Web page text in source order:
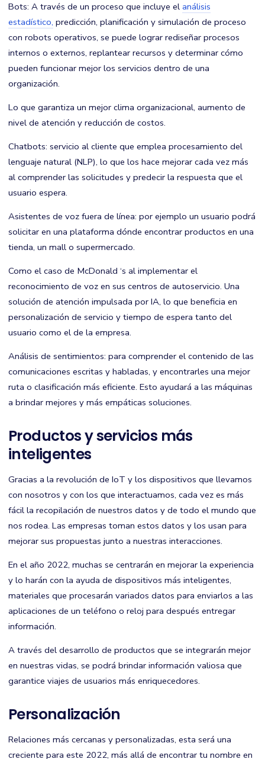
Bots: A través de un proceso que incluye el análisis
estadístico, predicción, planificación y simulación de proceso
con robots operativos, se puede lograr rediseñar procesos
internos o externos, replantear recursos y determinar cómo
pueden funcionar mejor los servicios dentro de una
organización.
Lo que garantiza un mejor clima organizacional, aumento de
nivel de atención y reducción de costos.
Chatbots: servicio al cliente que emplea procesamiento del
lenguaje natural (NLP), lo que los hace mejorar cada vez más
al comprender las solicitudes y predecir la respuesta que el
usuario espera.
Asistentes de voz fuera de línea: por ejemplo un usuario podrá
solicitar en una plataforma dónde encontrar productos en una
tienda, un mall o supermercado.
Como el caso de McDonald ‘s al implementar el
reconocimiento de voz en sus centros de autoservicio. Una
solución de atención impulsada por IA, lo que beneficia en
personalización de servicio y tiempo de espera tanto del
usuario como el de la empresa.
Análisis de sentimientos: para comprender el contenido de las
comunicaciones escritas y habladas, y encontrarles una mejor
ruta o clasificación más eficiente. Esto ayudará a las máquinas
a brindar mejores y más empáticas soluciones.
Productos y servicios más
inteligentes
Gracias a la revolución de IoT y los dispositivos que llevamos
con nosotros y con los que interactuamos, cada vez es más
fácil la recopilación de nuestros datos y de todo el mundo que
nos rodea. Las empresas toman estos datos y los usan para
mejorar sus propuestas junto a nuestras interacciones.
En el año 2022, muchas se centrarán en mejorar la experiencia
y lo harán con la ayuda de dispositivos más inteligentes,
materiales que procesarán variados datos para enviarlos a las
aplicaciones de un teléfono o reloj para después entregar
información.
A través del desarrollo de productos que se integrarán mejor
en nuestras vidas, se podrá brindar información valiosa que
garantice viajes de usuarios más enriquecedores.
Personalización
Relaciones más cercanas y personalizadas, esta será una
creciente para este 2022, más allá de encontrar tu nombre en